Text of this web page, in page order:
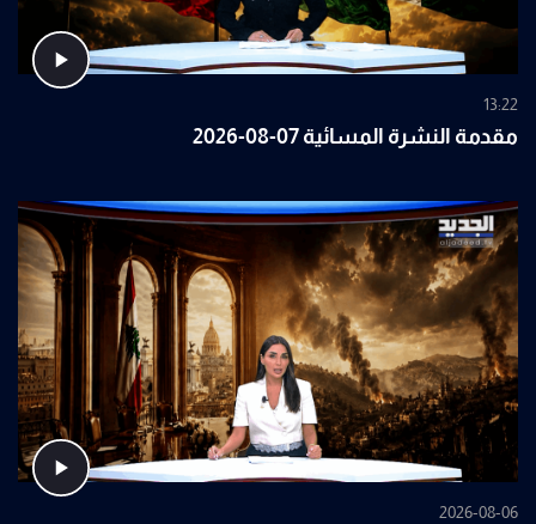
13:22
مقدمة النشرة المسائية 07-08-2026
2026-08-06